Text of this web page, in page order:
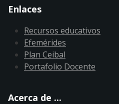
Enlaces
Recursos educativos
Efemérides
Plan Ceibal
Portafolio Docente
Acerca de ...